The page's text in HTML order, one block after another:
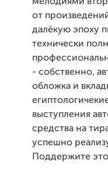
от
далёкую эпоху
технически
- собственно,
обложка и
выступления
средства на
успешно
Поддержите